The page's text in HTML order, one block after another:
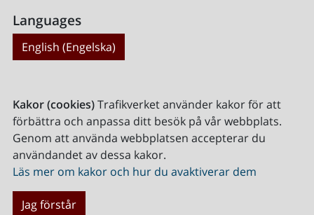
Languages
English (Engelska)
Kakor (cookies)Trafikverket använder kakor för att
förbättra och anpassa ditt besök på vår webbplats.
Genom att använda webbplatsen accepterar du
användandet av dessa kakor.
Läs mer om kakor och hur du avaktiverar dem
Jag förstår